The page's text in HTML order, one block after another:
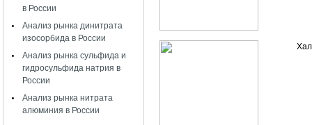
в России
Анализ рынка динитрата
изосорбида в России
Анализ рынка сульфида и
гидросульфида натрия в
России
Анализ рынка нитрата
алюминия в России